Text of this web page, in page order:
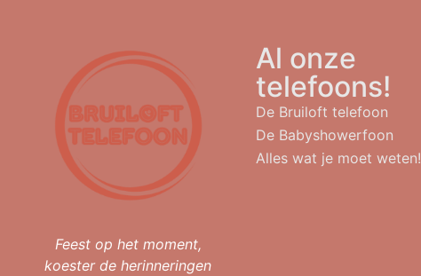
Feest op het moment,
koester de herinneringen
Al onze
telefoons!
De Bruiloft telefoon
De Babyshowerfoon
Alles wat je moet weten!